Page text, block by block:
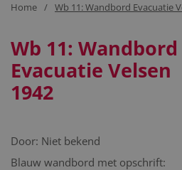
Home Wb 11: Wandbord Evacuatie
Wb 11: Wandbord
Evacuatie Velsen
1942
Door: Niet bekend
Blauw wandbord met opschrift: